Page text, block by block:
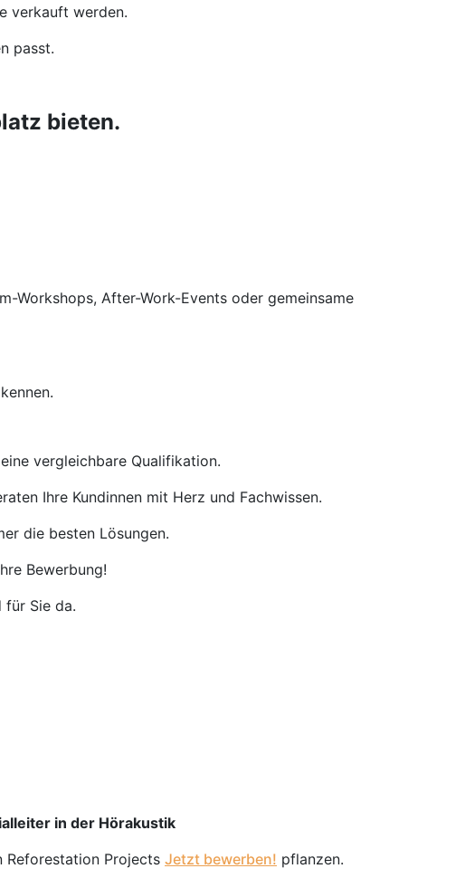
verkauft werden.
passt.
bieten.
Workshops, After-Work-Events oder gemeinsame
vergleichbare Qualifikation.
Ihre Kundinnen mit Herz und Fachwissen.
die besten Lösungen.
Bewerbung!
für Sie da.
in der Hörakustik
Reforestation Projects Jetzt bewerben! pflanzen.